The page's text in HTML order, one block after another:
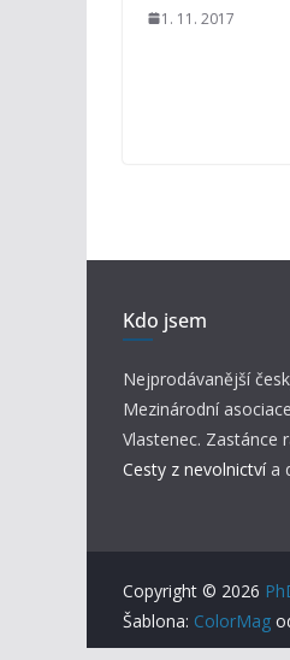
1. 11. 2017
Kdo jsem
Nejprodávanější
Mezinárodní
Vlastenec. Zastánce
Cesty z nevolnictví a
Copyright © 2026
Šablona: ColorMag